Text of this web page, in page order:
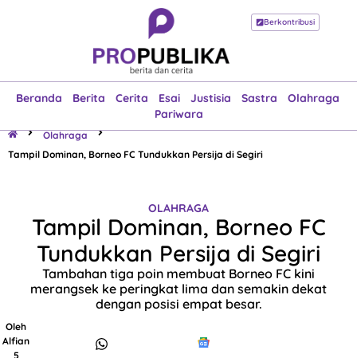
Berkontribusi
Beranda Berita Cerita Esai Justisia Sastra
Olahraga
Pariwara
Beranda
Esai
Justisia
Sastra
Olahraga
Pariwara
Olahraga
Tampil Dominan, Borneo FC Tundukkan Persija di Segiri
OLAHRAGA
Tampil Dominan, Borneo FC
Tundukkan Persija di Segiri
Tambahan tiga poin membuat Borneo FC kini
merangsek ke peringkat lima dan semakin dekat
dengan posisi empat besar.
Oleh
Alfian
5